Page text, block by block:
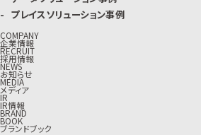
プレイスソリューション事例
COMPANY
企業情報
RECRUIT
採用情報
NEWS
お知らせ
MEDIA
メディア
IR
IR情報
BRAND
BOOK
ブランドブック